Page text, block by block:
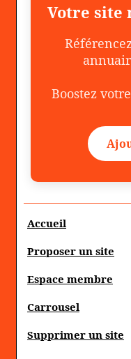
Votre site
Boostez
Accueil
Proposer un site
Espace membre
Carrousel
Supprimer un site